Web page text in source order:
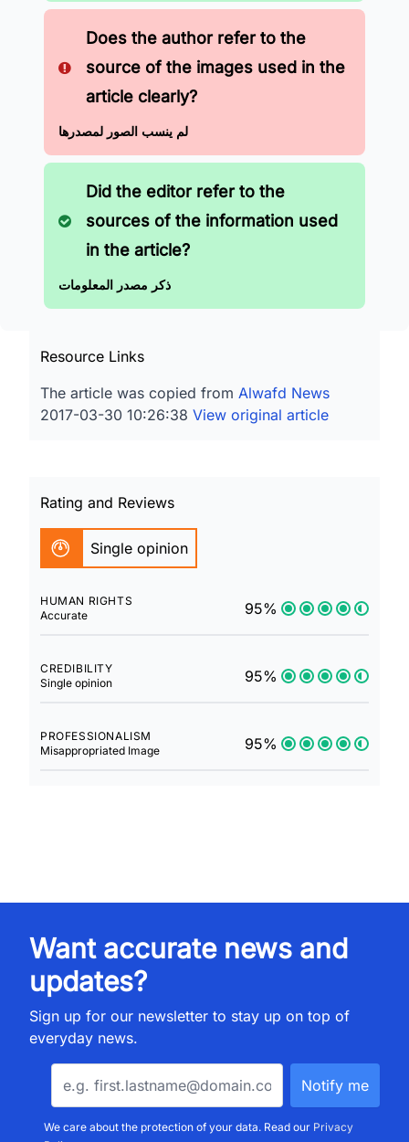
Does the author refer to the
source of the images used in the
article clearly?
لم ينسب الصور لمصدرها
Did the editor refer to the
sources of the information used
in the article?
ذكر مصدر المعلومات
Resource Links
The article was copied from Alwafd News
2017-03-30 10:26:38 View original article
Rating and Reviews
Single opinion
HUMAN RIGHTS
Accurate
95%
CREDIBILITY
Single opinion
95%
PROFESSIONALISM
Misappropriated Image
95%
Want accurate news and
updates?
Sign up for our newsletter to stay up on top of
everyday news.
We care about the protection of your data. Read our Privacy